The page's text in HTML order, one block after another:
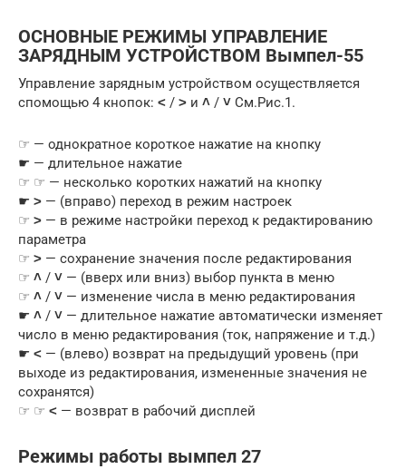
ОСНОВНЫЕ РЕЖИМЫ УПРАВЛЕНИЕ
ЗАРЯДНЫМ УСТРОЙСТВОМ Вымпел-55
Управление зарядным устройством осуществляется
спомощью 4 кнопок: ˂ / ˃ и ˄ / ˅ См.Рис.1.
☞ — однократное короткое нажатие на кнопку
☛ — длительное нажатие
☞ ☞ — несколько коротких нажатий на кнопку
☛ ˃ — (вправо) переход в режим настроек
☞ ˃ — в режиме настройки переход к редактированию
параметра
☞ ˃ — сохранение значения после редактирования
☞ ˄ / ˅ — (вверх или вниз) выбор пункта в меню
☞ ˄ / ˅ — изменение числа в меню редактирования
☛ ˄ / ˅ — длительное нажатие автоматически изменяет
число в меню редактирования (ток, напряжение и т.д.)
☛ ˂ — (влево) возврат на предыдущий уровень (при
выходе из редактирования, измененные значения не
сохранятся)
☞ ☞ ˂ — возврат в рабочий дисплей
Режимы работы вымпел 27